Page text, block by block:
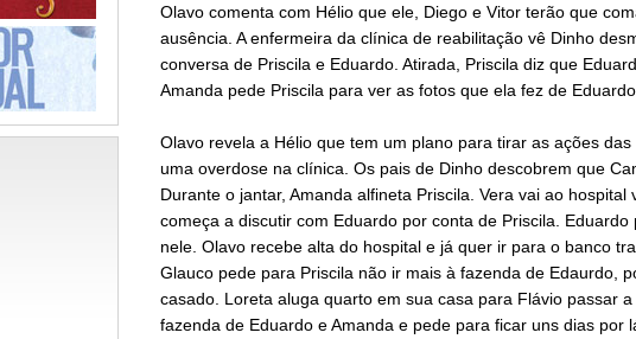
Olavo comenta com Hélio que ele, Diego e Vitor terão que
ausência. A enfermeira da clínica de reabilitação vê Dinho
conversa de Priscila e Eduardo. Atirada, Priscila diz que
Amanda pede Priscila para ver as fotos que ela fez de Eduardo.
Olavo revela a Hélio que tem um plano para tirar as ações
uma overdose na clínica. Os pais de Dinho descobrem que
Durante o jantar, Amanda alfineta Priscila. Vera vai ao hospital
começa a discutir com Eduardo por conta de Priscila.
nele. Olavo recebe alta do hospital e já quer ir para o banco
Glauco pede para Priscila não ir mais à fazenda de Edaurdo,
casado. Loreta aluga quarto em sua casa para Flávio passar
fazenda de Eduardo e Amanda e pede para ficar uns dias por